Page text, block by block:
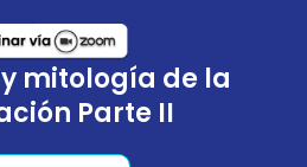
mitología de la
Parte II